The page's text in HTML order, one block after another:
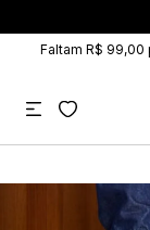
Faltam R$